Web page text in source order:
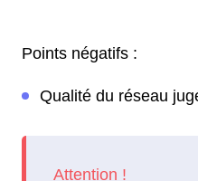
Points négatifs :
Qualité du réseau